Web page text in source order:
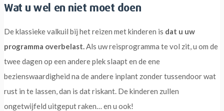
Wat u wel en niet moet doen
De klassieke valkuil bij het reizen met kinderen is dat u uw
programma overbelast.Als uw reisprogramma te vol zit, u om de
twee dagen op een andere plek slaapt en de ene
bezienswaardigheid na de andere inplant zonder tussendoor wat
rust in te lassen, dan is dat riskant. De kinderen zullen
ongetwijfeld uitgeput raken… en u ook!